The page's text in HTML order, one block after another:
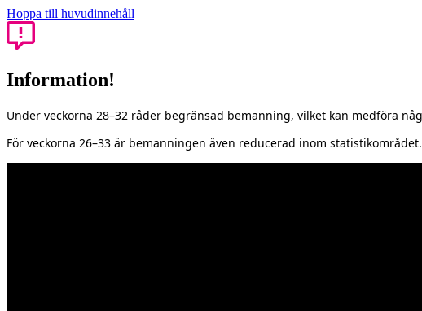
Hoppa till huvudinnehåll
Information!
Under veckorna 28–32 råder begränsad bemanning, vilket kan medföra
För veckorna 26–33 är bemanningen även reducerad inom